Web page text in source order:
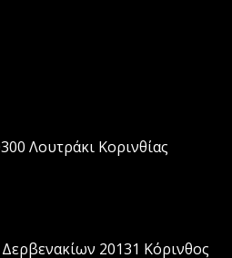
Λουτράκι Κορινθίας
20131 Κόρινθος